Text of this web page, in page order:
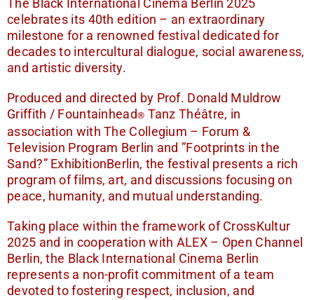
The Black International Cinema Berlin 2025
celebrates its 40th edition – an extraordinary
milestone for a renowned festival dedicated for
decades to intercultural dialogue, social awareness,
and artistic diversity.
Produced and directed by Prof. Donald Muldrow
Griffith / Fountainhead® Tanz Théâtre, in
association with The Collegium – Forum &
Television Program Berlin and ”Footprints in the
Sand?” ExhibitionBerlin, the festival presents a rich
program of films, art, and discussions focusing on
peace, humanity, and mutual understanding.
Taking place within the framework of CrossKultur
2025 and in cooperation with ALEX – Open Channel
Berlin, the Black International Cinema Berlin
represents a non-profit commitment of a team
devoted to fostering respect, inclusion, and